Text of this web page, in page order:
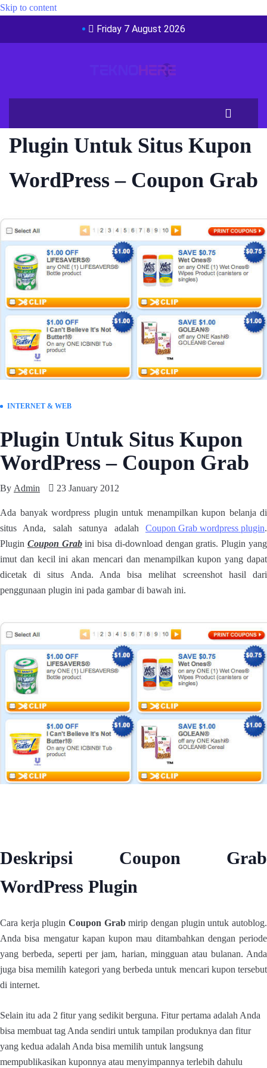
Skip to content
Friday 7 August 2026
Plugin Untuk Situs Kupon
WordPress – Coupon Grab
INTERNET & WEB
Plugin Untuk Situs Kupon
WordPress – Coupon Grab
By Admin 23 January 2012
Ada banyak wordpress plugin untuk menampilkan kupon belanja di
situs Anda, salah satunya adalah Coupon Grab wordpress plugin.
Plugin Coupon Grabini bisa di-download dengan gratis. Plugin yang
imut dan kecil ini akan mencari dan menampilkan kupon yang dapat
dicetak di situs Anda. Anda bisa melihat screenshot hasil dari
penggunaan plugin ini pada gambar di bawah ini.
Deskripsi Coupon Grab
WordPress Plugin
Cara kerja plugin Coupon Grabmirip dengan plugin untuk autoblog.
Anda bisa mengatur kapan kupon mau ditambahkan dengan periode
yang berbeda, seperti per jam, harian, mingguan atau bulanan. Anda
juga bisa memilih kategori yang berbeda untuk mencari kupon tersebut
di internet.
Selain itu ada 2 fitur yang sedikit berguna. Fitur pertama adalah Anda
bisa membuat tag Anda sendiri untuk tampilan produknya dan fitur
yang kedua adalah Anda bisa memilih untuk langsung
mempublikasikan kuponnya atau menyimpannya terlebih dahulu